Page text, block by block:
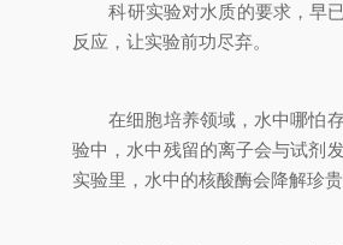
科研实验对水质的要求，早已
反应，让实验前功尽弃。
在细胞培养领域，水中哪怕存
验中，水中残留的离子会与试剂
实验里，水中的核酸酶会降解珍